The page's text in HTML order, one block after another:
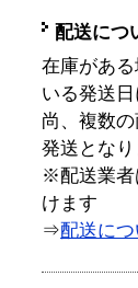
配送につ
在庫があ
いる発送
尚、複数
発送となり
※配送業者
けます
⇒配送に